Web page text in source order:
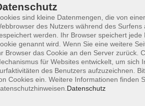
Roland
sind kleine Datenmengen, die von
des Nutzers während des
werden. Ihr Browser speichert
genannt wird. Wenn Sie eine weitere
Browser das Cookie an den Server zurück.
für Websites entwickelt, um sich
des Benutzers aufzuzeichnen.
Cookies ein. Weitere Informationen finden
Datenschutz